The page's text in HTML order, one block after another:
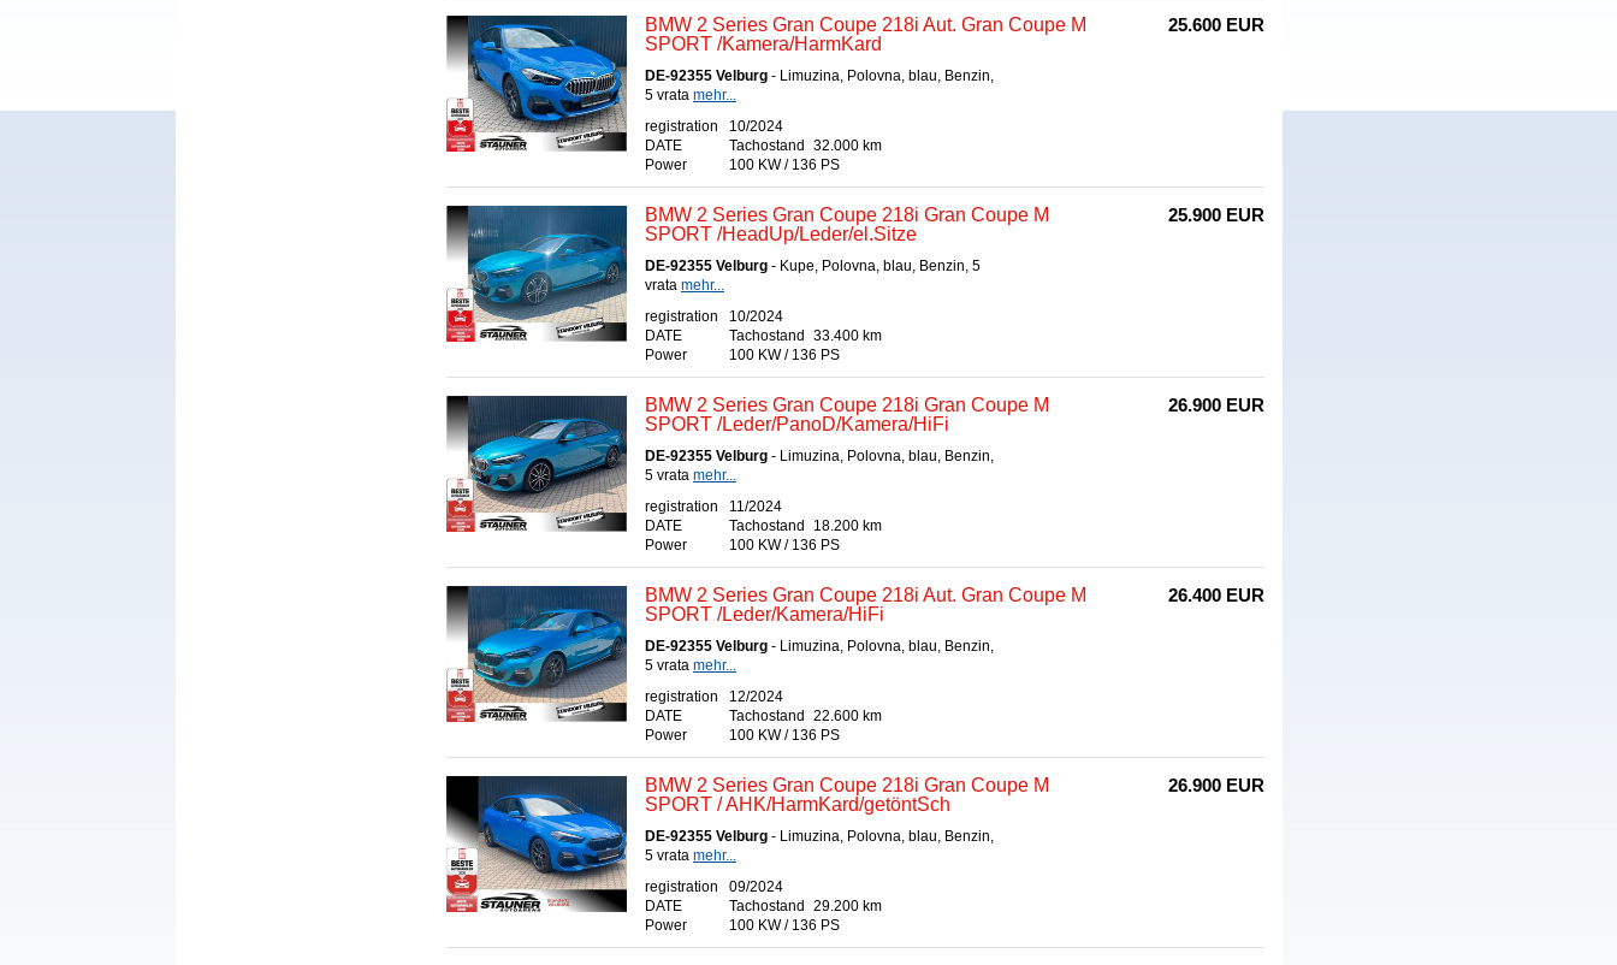
25.600 EUR
BMW 2 Series Gran Coupe 218i Aut. Gran Coupe M
SPORT /Kamera/HarmKard
DE-92355 Velburg - Limuzina, Polovna, blau, Benzin,
5 vrata mehr...
registration
DATE
10/2024
Tachostand
32.000 km
Power
100 KW / 136 PS
25.900 EUR
BMW 2 Series Gran Coupe 218i Gran Coupe M
SPORT /HeadUp/Leder/el.Sitze
DE-92355 Velburg - Kupe, Polovna, blau, Benzin, 5
vrata mehr...
registration
DATE
10/2024
Tachostand
33.400 km
Power
100 KW / 136 PS
26.900 EUR
BMW 2 Series Gran Coupe 218i Gran Coupe M
SPORT /Leder/PanoD/Kamera/HiFi
DE-92355 Velburg - Limuzina, Polovna, blau, Benzin,
5 vrata mehr...
registration
DATE
11/2024
Tachostand
18.200 km
Power
100 KW / 136 PS
26.400 EUR
BMW 2 Series Gran Coupe 218i Aut. Gran Coupe M
SPORT /Leder/Kamera/HiFi
DE-92355 Velburg - Limuzina, Polovna, blau, Benzin,
5 vrata mehr...
registration
DATE
12/2024
Tachostand
22.600 km
Power
100 KW / 136 PS
26.900 EUR
BMW 2 Series Gran Coupe 218i Gran Coupe M
SPORT / AHK/HarmKard/getöntSch
DE-92355 Velburg - Limuzina, Polovna, blau, Benzin,
5 vrata mehr...
registration
DATE
09/2024
Tachostand
29.200 km
Power
100 KW / 136 PS